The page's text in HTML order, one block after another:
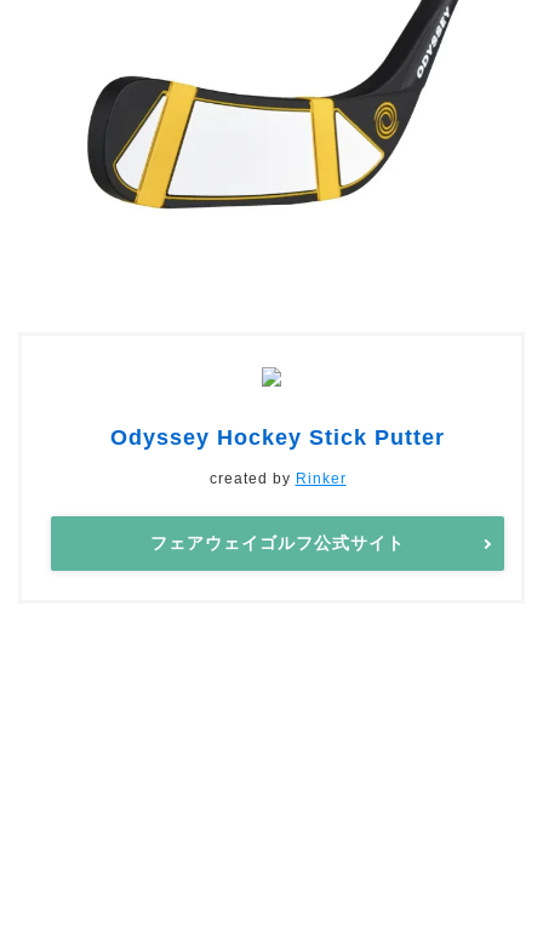
Odyssey Hockey Stick Putter
created by Rinker
フェアウェイゴルフ公式サイト